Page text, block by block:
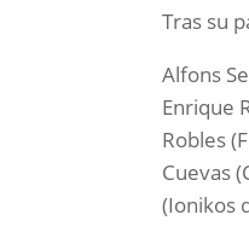
Tras su
Alfons
Enrique
Robles
Cuevas
(Ionikos